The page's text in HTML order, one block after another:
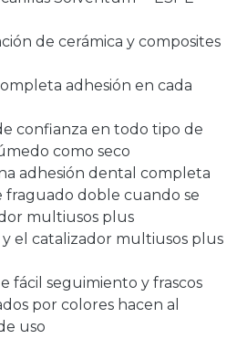
de cerámica y composites
adhesión en cada
confianza en todo tipo de
como seco
adhesión dental completa
fraguado doble cuando se
multiusos plus
el catalizador multiusos plus
fácil seguimiento y frascos
por colores hacen al
uso